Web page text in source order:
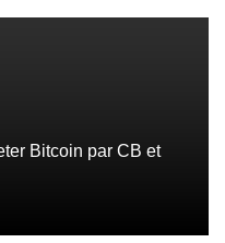
Bitcoin par CB et